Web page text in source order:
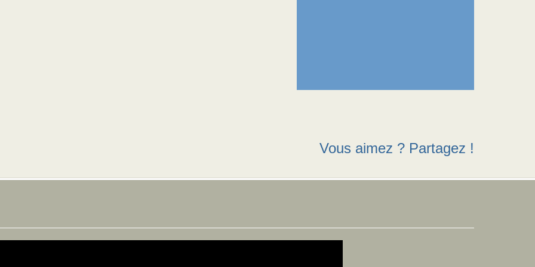
Vous aimez ? Partagez !